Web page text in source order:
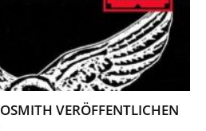
VERÖFFENTLICHEN